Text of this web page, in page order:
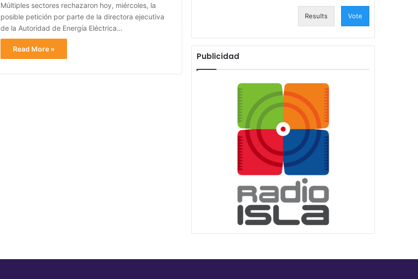
Múltiples sectores rechazaron hoy, miércoles, la
posible petición por parte de la directora ejecutiva
de la Autoridad de Energía Eléctrica…
Read More »
Results Vote
Publicidad